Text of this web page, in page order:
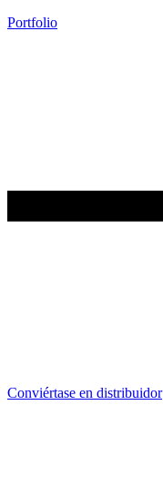
Portfolio
Conviértase en distribuidor